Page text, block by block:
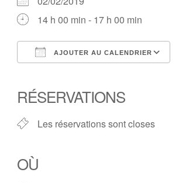
14 h 00 min - 17 h 00 min
AJOUTER AU CALENDRIER
RÉSERVATIONS
Les réservations sont closes
OÙ